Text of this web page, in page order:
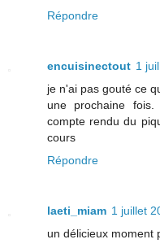
Répondre
encuisinectout 1
je n'ai pas gouté ce
une prochaine
compte rendu du
cours
Répondre
laeti_miam 1 juillet
un délicieux moment